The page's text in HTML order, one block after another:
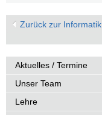
Zurück zur Informatik
Aktuelles / Termine
Unser Team
Lehre